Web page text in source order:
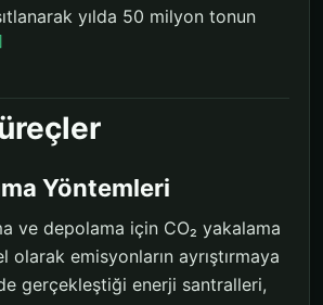
yılda 50 milyon tonun
Yöntemleri
ve depolama için CO₂ yakalama
emisyonların ayrıştırmaya
gerçekleştiği enerji santralleri,